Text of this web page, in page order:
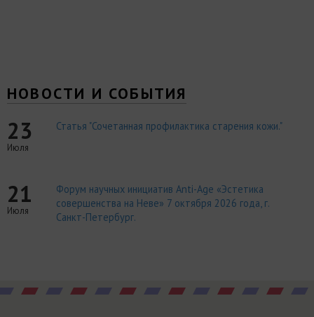
НОВОСТИ И СОБЫТИЯ
23
Июля
Статья "Сочетанная профилактика старения кожи."
21
Июля
Форум научных инициатив Anti-Age «Эстетика
совершенства на Неве» 7 октября 2026 года, г.
Санкт-Петербург.